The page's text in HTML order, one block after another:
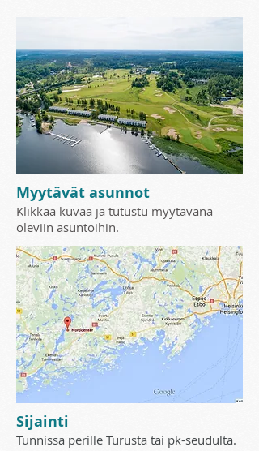
Myytävät asunnot
Klikkaa kuvaa ja tutustu myytävänä
oleviin asuntoihin.
Sijainti
Tunnissa perille Turusta tai pk-seudulta.